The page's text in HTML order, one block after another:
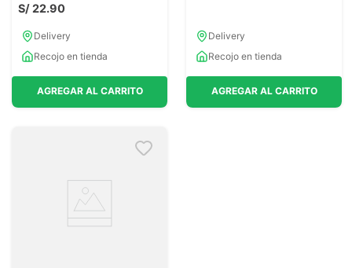
S/22.90
Delivery
Recojo en tienda
AGREGAR AL CARRITO
Delivery
Recojo en tienda
AGREGAR AL CARRITO